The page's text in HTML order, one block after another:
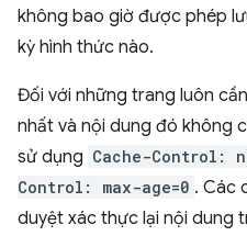
không bao giờ được phép
kỳ hình thức nào.
Đối với những trang luôn
nhất và nội dung đó không
sử dụng Cache-Control:
Control: max-age=0 . Các
duyệt xác thực lại nội dung